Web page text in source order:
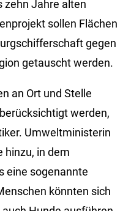
zehn Jahre alten
sollen Flächen
gegen
getauscht werden.
an Ort und Stelle
werden,
Umweltministerin
hinzu, in dem
eine sogenannte
könnten sich